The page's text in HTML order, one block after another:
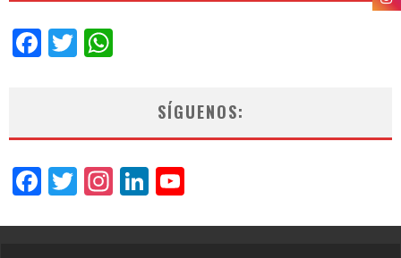
Facebook
Twitter
SÍGUENOS:
Facebook
Twitter
Instagram
LinkedIn